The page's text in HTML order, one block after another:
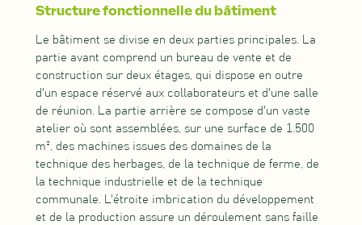
Structure fonctionnelle du bâtiment
Le bâtiment se divise en deux parties principales. La
partie avant comprend un bureau de vente et de
construction sur deux étages, qui dispose en outre
d'un espace réservé aux collaborateurs et d'une salle
de réunion. La partie arrière se compose d'un vaste
atelier où sont assemblées, sur une surface de 1.500
m², des machines issues des domaines de la
technique des herbages, de la technique de ferme, de
la technique industrielle et de la technique
communale. L'étroite imbrication du développement
et de la production assure un déroulement sans faille